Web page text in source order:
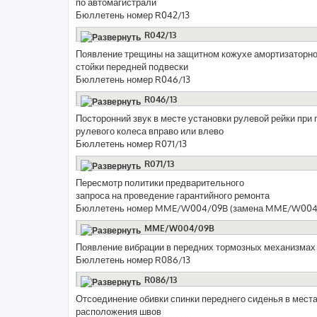
Бюллетень номер R042/13
R042/13
Появление трещины на защитном кожухе
стойки передней подвески
Бюллетень номер R046/13
R046/13
Посторонний звук в месте установки рулевой рейки при
рулевого колеса вправо или влево
Бюллетень номер R071/13
R071/13
Пересмотр политики предварительного
запроса на проведение гарантийного ремонта
Бюллетень номер MME/W004/09B (замена MME/
MME/W004/09B
Появление вибрации в передних тормозных механизмах
Бюллетень номер R086/13
R086/13
Отсоединение обивки спинки переднего сиденья в
расположения швов